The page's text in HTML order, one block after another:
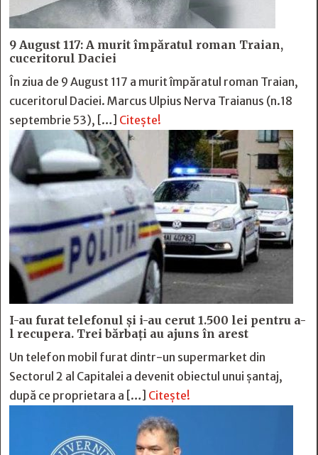
9 August 117: A murit împăratul roman Traian,
cuceritorul Daciei
În ziua de 9 August 117 a murit împăratul roman Traian,
cuceritorul Daciei. Marcus Ulpius Nerva Traianus (n.18
septembrie 53), […] Citește!
I-au furat telefonul și i-au cerut 1.500 lei pentru a-
l recupera. Trei bărbați au ajuns în arest
Un telefon mobil furat dintr-un supermarket din
Sectorul 2 al Capitalei a devenit obiectul unui șantaj,
după ce proprietara a […] Citește!